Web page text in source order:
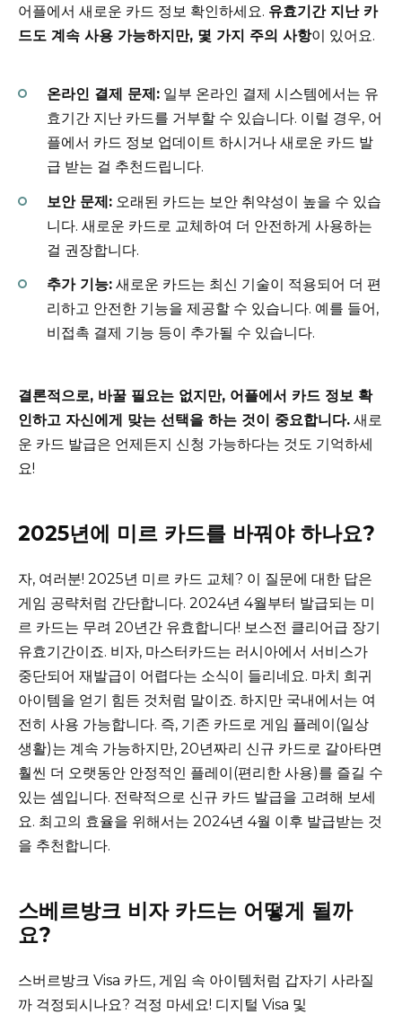
어플에서 새로운 카드 정보 확인하세요. 유효기간 지난 카
드도 계속 사용 가능하지만, 몇 가지 주의 사항이 있어요.
온라인 결제 문제: 일부 온라인 결제 시스템에서는 유
효기간 지난 카드를 거부할 수 있습니다. 이럴 경우, 어
플에서 카드 정보 업데이트 하시거나 새로운 카드 발
급 받는 걸 추천드립니다.
보안 문제: 오래된 카드는 보안 취약성이 높을 수 있습
니다. 새로운 카드로 교체하여 더 안전하게 사용하는
걸 권장합니다.
추가 기능: 새로운 카드는 최신 기술이 적용되어 더 편
리하고 안전한 기능을 제공할 수 있습니다. 예를 들어,
비접촉 결제 기능 등이 추가될 수 있습니다.
결론적으로, 바꿀 필요는 없지만, 어플에서 카드 정보 확
인하고 자신에게 맞는 선택을 하는 것이 중요합니다. 새로
운 카드 발급은 언제든지 신청 가능하다는 것도 기억하세
요!
2025년에 미르 카드를 바꿔야 하나요?
자, 여러분! 2025년 미르 카드 교체? 이 질문에 대한 답은
게임 공략처럼 간단합니다. 2024년 4월부터 발급되는 미
르 카드는 무려 20년간 유효합니다! 보스전 클리어급 장기
유효기간이죠. 비자, 마스터카드는 러시아에서 서비스가
중단되어 재발급이 어렵다는 소식이 들리네요. 마치 희귀
아이템을 얻기 힘든 것처럼 말이죠. 하지만 국내에서는 여
전히 사용 가능합니다. 즉, 기존 카드로 게임 플레이(일상
생활)는 계속 가능하지만, 20년짜리 신규 카드로 갈아타면
훨씬 더 오랫동안 안정적인 플레이(편리한 사용)를 즐길 수
있는 셈입니다. 전략적으로 신규 카드 발급을 고려해 보세
요. 최고의 효율을 위해서는 2024년 4월 이후 발급받는 것
을 추천합니다.
스베르방크 비자 카드는 어떻게 될까
요?
스버르방크 Visa 카드, 게임 속 아이템처럼 갑자기 사라질
까 걱정되시나요? 걱정 마세요! 디지털 Visa 및